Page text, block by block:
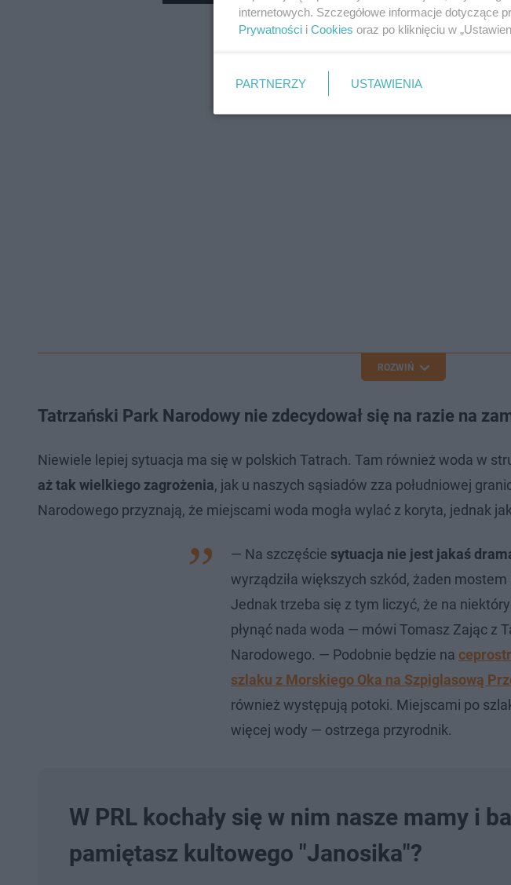
ROZWIŃ
Tatrzański Park Narodowy nie zdecydował się na razie na
Niewiele lepiej sytuacja ma się w polskich Tatrach. Tam również woda w
aż tak wielkiego zagrożenia, jak u naszych sąsiadów zza południowej
Narodowego przyznają, że miejscami woda mogła wylać z koryta, jednak
— Na szczęście sytuacja nie jest jakaś
wyrządziła większych szkód, żaden mostem
Jednak trzeba się z tym liczyć, że na
płynąć nada woda — mówi Tomasz Zając z
Narodowego. — Podobnie będzie na
szlaku z Morskiego Oka na Szpiglasową
również występują potoki. Miejscami po
więcej wody — ostrzega przyrodnik.
W PRL kochały się w nim nasze mamy i
pamiętasz kultowego "Janosika"?
internetowych. Szczegółowe informacje dotyczące
Prywatności i Cookies oraz po kliknięciu w
PARTNERZY USTAWIENIA